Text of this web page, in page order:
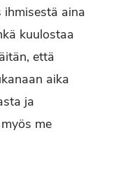
aina
kuulostaa
että
aika
ja
me